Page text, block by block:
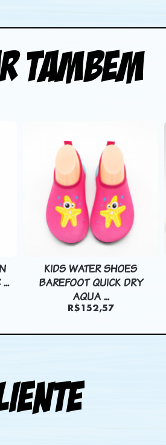
tambem
KIDS WATER SHOES
BAREFOOT QUICK DRY
AQUA ...
R$152,57